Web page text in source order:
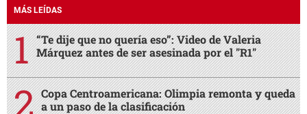
MÁS LEÍDAS
“Te dije que no quería eso”: Video de Valeria
Márquez antes de ser asesinada por el "R1"
Copa Centroamericana: Olimpia remonta y queda
a un paso de la clasificación